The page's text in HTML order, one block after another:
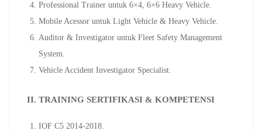
Professional Trainer untuk 6×4, 6×6 Heavy Vehicle.
Mobile Acessor untuk Light Vehicle & Heavy Vehicle.
Auditor & Investigator untuk Fleet Safety Management
System.
Vehicle Accident Investigator Specialist.
II. TRAINING SERTIFIKASI & KOMPETENSI
IOF C5 2014-2018.